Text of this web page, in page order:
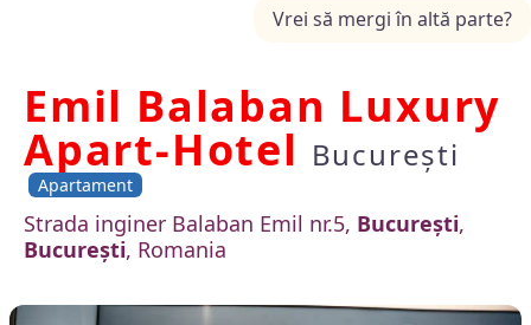
Vrei să mergi în altă parte?
Emil Balaban Luxury
Apart-Hotel București
Apartament
Strada inginer Balaban Emil nr.5, București,
București, Romania